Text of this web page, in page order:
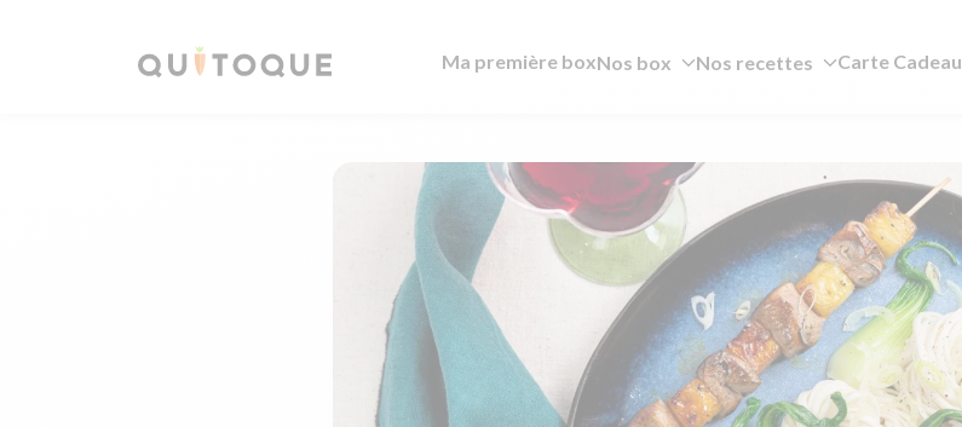
Ma première boxNos box Nos recettes Carte Cadeau